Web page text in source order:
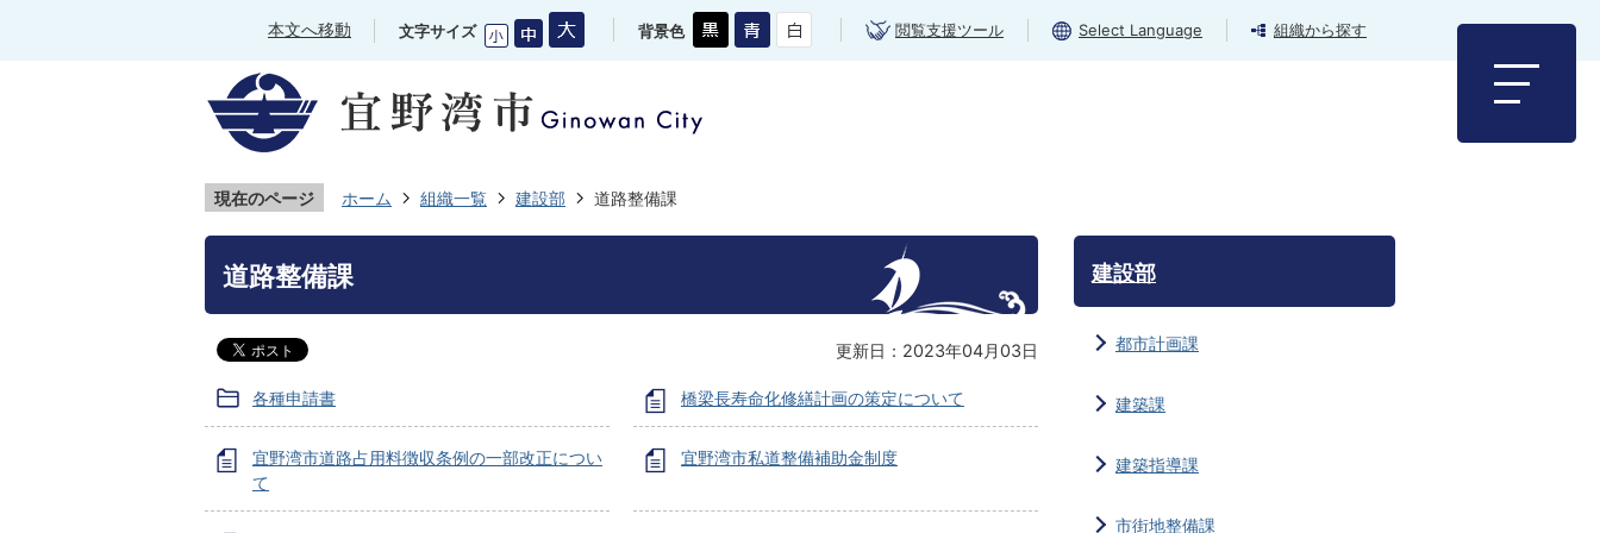
本文へ移動 文字サイズ 背景色 閲覧支援ツール Select Language 組織から探す
現在のページ ホーム 組織一覧 建設部 道路整備課
道路整備課
更新日：2023年04月03日
各種申請書 橋梁長寿命化修繕計画の策定について
宜野湾市道路占用料徴収条例の一部改正につい
て
宜野湾市私道整備補助金制度
建設部
都市計画課
建築課
建築指導課
市街地整備課